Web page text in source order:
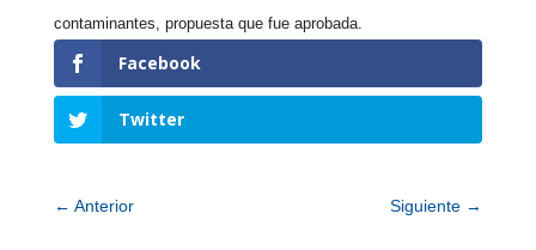
contaminantes, propuesta que fue aprobada.
Facebook
Twitter
← Anterior Siguiente →